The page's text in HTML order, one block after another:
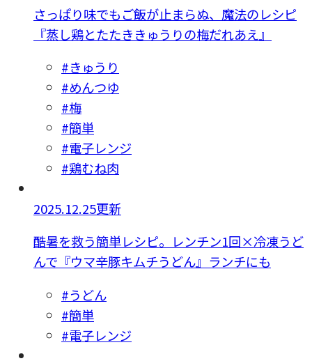
さっぱり味でもご飯が止まらぬ、魔法のレシピ
『蒸し鶏とたたききゅうりの梅だれあえ』
#きゅうり
#めんつゆ
#梅
#簡単
#電子レンジ
#鶏むね肉
2025.12.25更新
酷暑を救う簡単レシピ。レンチン1回×冷凍うど
んで『ウマ辛豚キムチうどん』ランチにも
#うどん
#簡単
#電子レンジ